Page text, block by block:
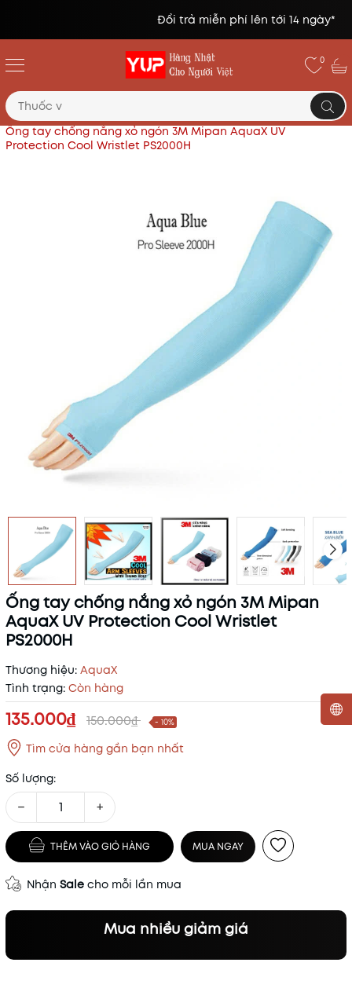
Đổi trả miễn phí lên tới 14 ngày*
0
Trang chủ
Sản phẩm khác: Giầy, vợt, mũ, băng tay..
Ống tay chống nắng xỏ ngón 3M Mipan AquaX UV
Protection Cool Wristlet PS2000H
Ống tay chống nắng xỏ ngón 3M Mipan
AquaX UV Protection Cool Wristlet
PS2000H
Thương hiệu: AquaX
Tình trạng: Còn hàng
135.000₫ 150.000₫ - 10%
Tìm cửa hàng gần bạn nhất
Số lượng:
− +
THÊM VÀO GIỎ HÀNG MUA NGAY
Nhận Sale cho mỗi lần mua
Mua nhiều giảm giá
Mã khuyến mãi:
Điều kiện: